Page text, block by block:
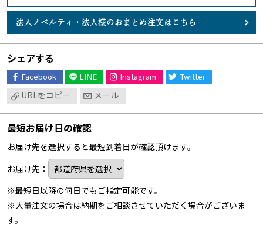
法人ノベルティ・ 法人様のおまとめ注文はこちら
シェアする
Facebook LINE Instagram Twitter
URLをコピー メール
最短お届け日の確認
お届け先を選択すると最短到着日が確認頂けます。
お届け先：
※最短日以降の何日でもご指定可能です。
※大量注文の場合は納期をご相談させていただく場合がございま
す。